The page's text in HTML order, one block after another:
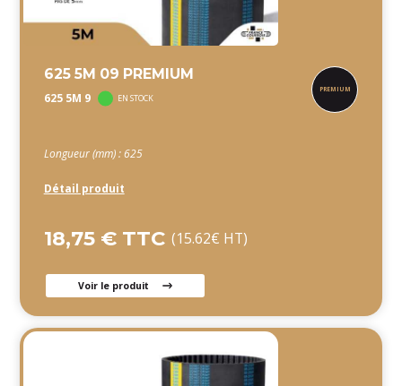
625 5M 09 PREMIUM
625 5M 9 EN STOCK
Longueur (mm) : 625
Détail produit
18,75 € TTC (15.62€ HT)
Voir le produit